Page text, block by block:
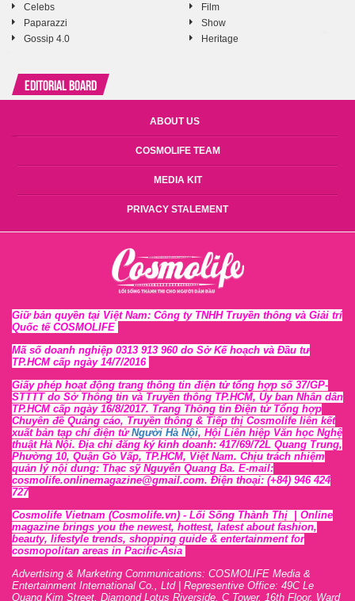
Celebs
Paparazzi
Gossip 4.0
Film
Show
Heritage
Editorial Board
ABOUT US
COSMOLIFE TEAM
MEDIA KIT
PRIVACY STALEMENT
Giữ bản quyền tại Việt Nam: Công ty TNHH Truyền thông và Giải trí
Quốc tế COSMOLIFE
Mã số doanh nghiệp 0313 913 960 do Sở Kế hoạch và Đầu tư
TP.HCM cấp ngày 14/7/2016
Giấy phép hoạt động trang thông tin điện tử tổng hợp số 37/GP-
STTTT do Sở Thông tin và Truyền thông TP.HCM, Ủy ban Nhân dân
TP.HCM cấp ngày 16/8/2017. Trang Thông tin Điện tử Tổng hợp
Chuyên đề Quảng cáo, Truyền thông & Tiếp thị Cosmolife liên kết
xuất bản tạp chí điện tử Người Hà Nội, Hội Liên hiệp Văn học Nghệ
thuật Hà Nội. Địa chỉ đăng ký kinh doanh: 417/69/72L Quang Trung,
Phường 10, Quận Gò Vấp, TP.HCM, Việt Nam. Chịu trách nhiệm
quản lý nội dung: Thạc sỹ Nguyễn Quang Ba. E-mail:
cosmolife.onlinemagazine@gmail.com. Điện thoại: (+84) 946 424
727
Cosmolife Vietnam (Cosmolife.vn) - Lối Sống Thành Thị | Online
magazine brings you the newest, hottest, latest about fashion,
beauty, lifestyle trends, shopping guide & entertainment for
cosmopolitan areas in Pacific-Asia
Advertising & Marketing Communications: COSMOLIFE Media &
Entertainment International Co., Ltd | Representive Office: 49C Le
Quang Kim Street, Diamond Lotus Riverside, C Tower, 16th Floor, Ward